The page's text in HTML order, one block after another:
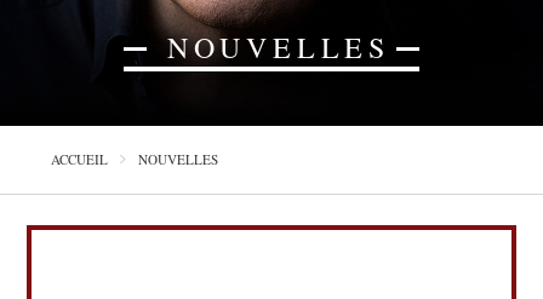
NOUVELLES
ACCUEIL NOUVELLES